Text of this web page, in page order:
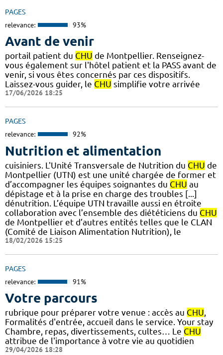
PAGES
relevance: 93%
Avant de venir
portail patient du CHU de Montpellier. Renseignez-
vous également sur l'hôtel patient et la PASS avant de
venir, si vous êtes concernés par ces dispositifs.
Laissez-vous guider, le CHU simplifie votre arrivée
17/06/2026 18:25
PAGES
relevance: 92%
Nutrition et alimentation
cuisiniers. L'Unité Transversale de Nutrition du CHU de
Montpellier (UTN) est une unité chargée de former et
d’accompagner les équipes soignantes du CHU au
dépistage et à la prise en charge des troubles [...]
dénutrition. L’équipe UTN travaille aussi en étroite
collaboration avec l’ensemble des diététiciens du CHU
de Montpellier et d’autres entités telles que le CLAN
(Comité de Liaison Alimentation Nutrition), le
18/02/2026 15:25
PAGES
relevance: 91%
Votre parcours
rubrique pour préparer votre venue : accès au CHU,
Formalités d'entrée, accueil dans le service. Your stay
Chambre, repas, divertissements, cultes… Le CHU
attribue de l'importance à votre vie au quotidien
29/04/2026 18:28